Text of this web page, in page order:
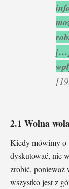
[…]
2.1 Wolna
Kiedy mówimy o
dyskutować, nie
zrobić, ponieważ
wszystko jest z